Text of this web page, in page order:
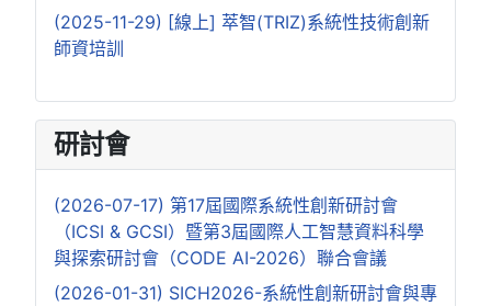
(2025-11-29) [線上] 萃智(TRIZ)系統性技術創新
師資培訓
研討會
(2026-07-17) 第17屆國際系統性創新研討會
（ICSI & GCSI）暨第3屆國際人工智慧資料科學
與探索研討會（CODE AI-2026）聯合會議
(2026-01-31) SICH2026-系統性創新研討會與專